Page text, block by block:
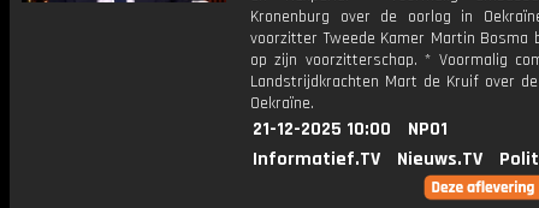
Kronenburg over de oorlog in
voorzitter Tweede Kamer Martin Bosma
op zijn voorzitterschap. * Voormalig
Landstrijdkrachten Mart de Kruif over
Oekraïne.
21-12-2025 10:00
NPO1
Informatief.TV
Nieuws.TV